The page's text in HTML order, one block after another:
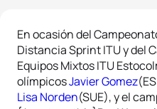
En ocasión del
Distancia Sprint ITU y del
Equipos Mixtos ITU
olímpicosJavier Gomez
Lisa Norden(SUE), y el